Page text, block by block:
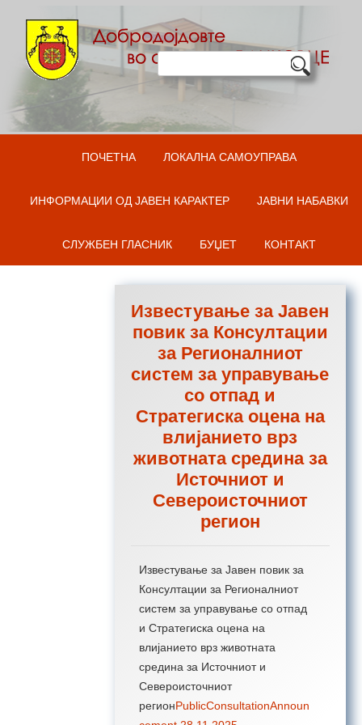
ПОЧЕТНА
ЛОКАЛНА САМОУПРАВА
ИНФОРМАЦИИ ОД ЈАВЕН КАРАКТЕР ЈАВНИ НАБАВКИ
СЛУЖБЕН ГЛАСНИК БУЏЕТ КОНТАКТ
Известување за Јавен
повик за Консултации
за Регионалниот
систем за управување
со отпад и
Стратегиска оцена на
влијанието врз
животната средина за
Источниот и
Североисточниот
регион
Известување за Јавен повик за
Консултации за Регионалниот
систем за управување со отпад
и Стратегиска оцена на
влијанието врз животната
средина за Источниот и
Североисточниот
регионPublicConsultationAnnoun